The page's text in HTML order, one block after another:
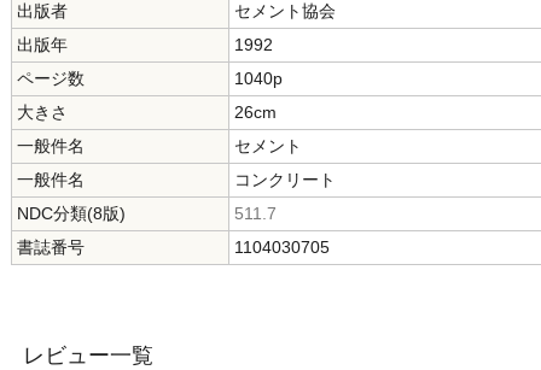
出版者
セメント協会
出版年
1992
ページ数
1040p
大きさ
26cm
一般件名
セメント
一般件名
コンクリート
NDC分類(8版)
511.7
書誌番号
1104030705
レビュー一覧